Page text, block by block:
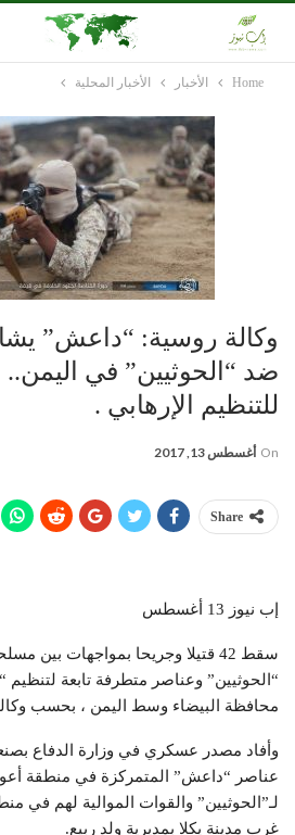
Home الأخبار الأخبار المحلية
وكالة روسية: “داعش”
ضد “الحوثيين” في اليمن..
للتنظيم الإرهابي .
On أغسطس 13, 2017
Share
إب نيوز 13 أغسطس
سقط 42 قتيلا وجريحا بمواجهات بين
“الحوثيين” وعناصر متطرفة تابعة
محافظة البيضاء وسط اليمن ، بحسب
وأفاد مصدر عسكري في وزارة الدفاع
عناصر “داعش” المتمركزة في منطقة
لـ”الحوثيين” والقوات الموالية لهم في
غرب مدينة يكلا بمديرية ولد ربيع.